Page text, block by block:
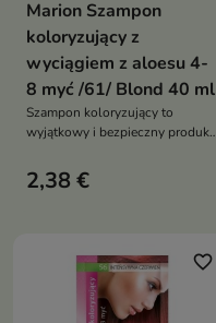
Marion Szampon
koloryzujący z
wyciągiem z aloesu 4-
8 myć /61/ Blond 40 ml
Szampon koloryzujący to
wyjątkowy i bezpieczny produkt
2,38 €
favorite_border